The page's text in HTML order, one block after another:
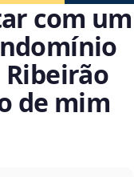
com um
de mim